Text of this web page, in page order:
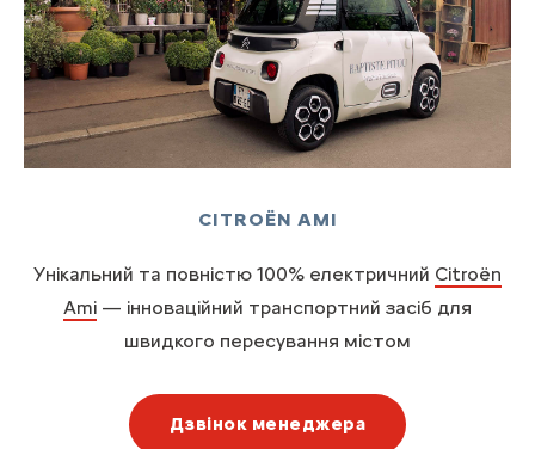
CITROËN AMI
Унікальний та повністю 100% електричний Citroën
Ami — інноваційний транспортний засіб для
швидкого пересування містом
Дзвінок менеджера